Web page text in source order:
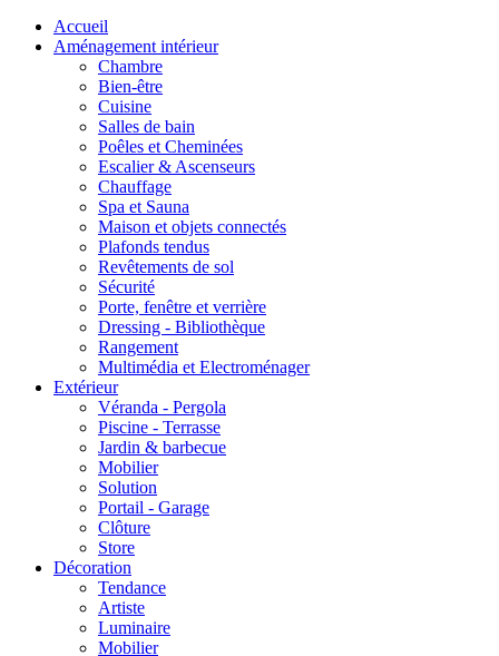
Accueil
Aménagement intérieur
Chambre
Bien-être
Cuisine
Salles de bain
Poêles et Cheminées
Escalier & Ascenseurs
Chauffage
Spa et Sauna
Maison et objets connectés
Plafonds tendus
Revêtements de sol
Sécurité
Porte, fenêtre et verrière
Dressing - Bibliothèque
Rangement
Multimédia et Electroménager
Extérieur
Véranda - Pergola
Piscine - Terrasse
Jardin & barbecue
Mobilier
Solution
Portail - Garage
Clôture
Store
Décoration
Tendance
Artiste
Luminaire
Mobilier